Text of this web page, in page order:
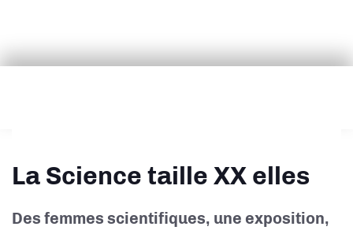
La Science taille XX elles
Des femmes scientifiques, une exposition,